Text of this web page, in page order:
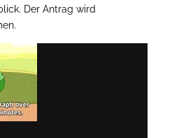
Der Antrag wird